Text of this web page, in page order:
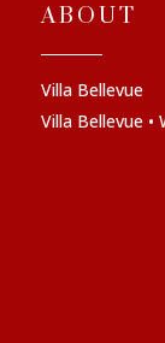
ABOUT
Villa Bellevue
Villa Bellevue